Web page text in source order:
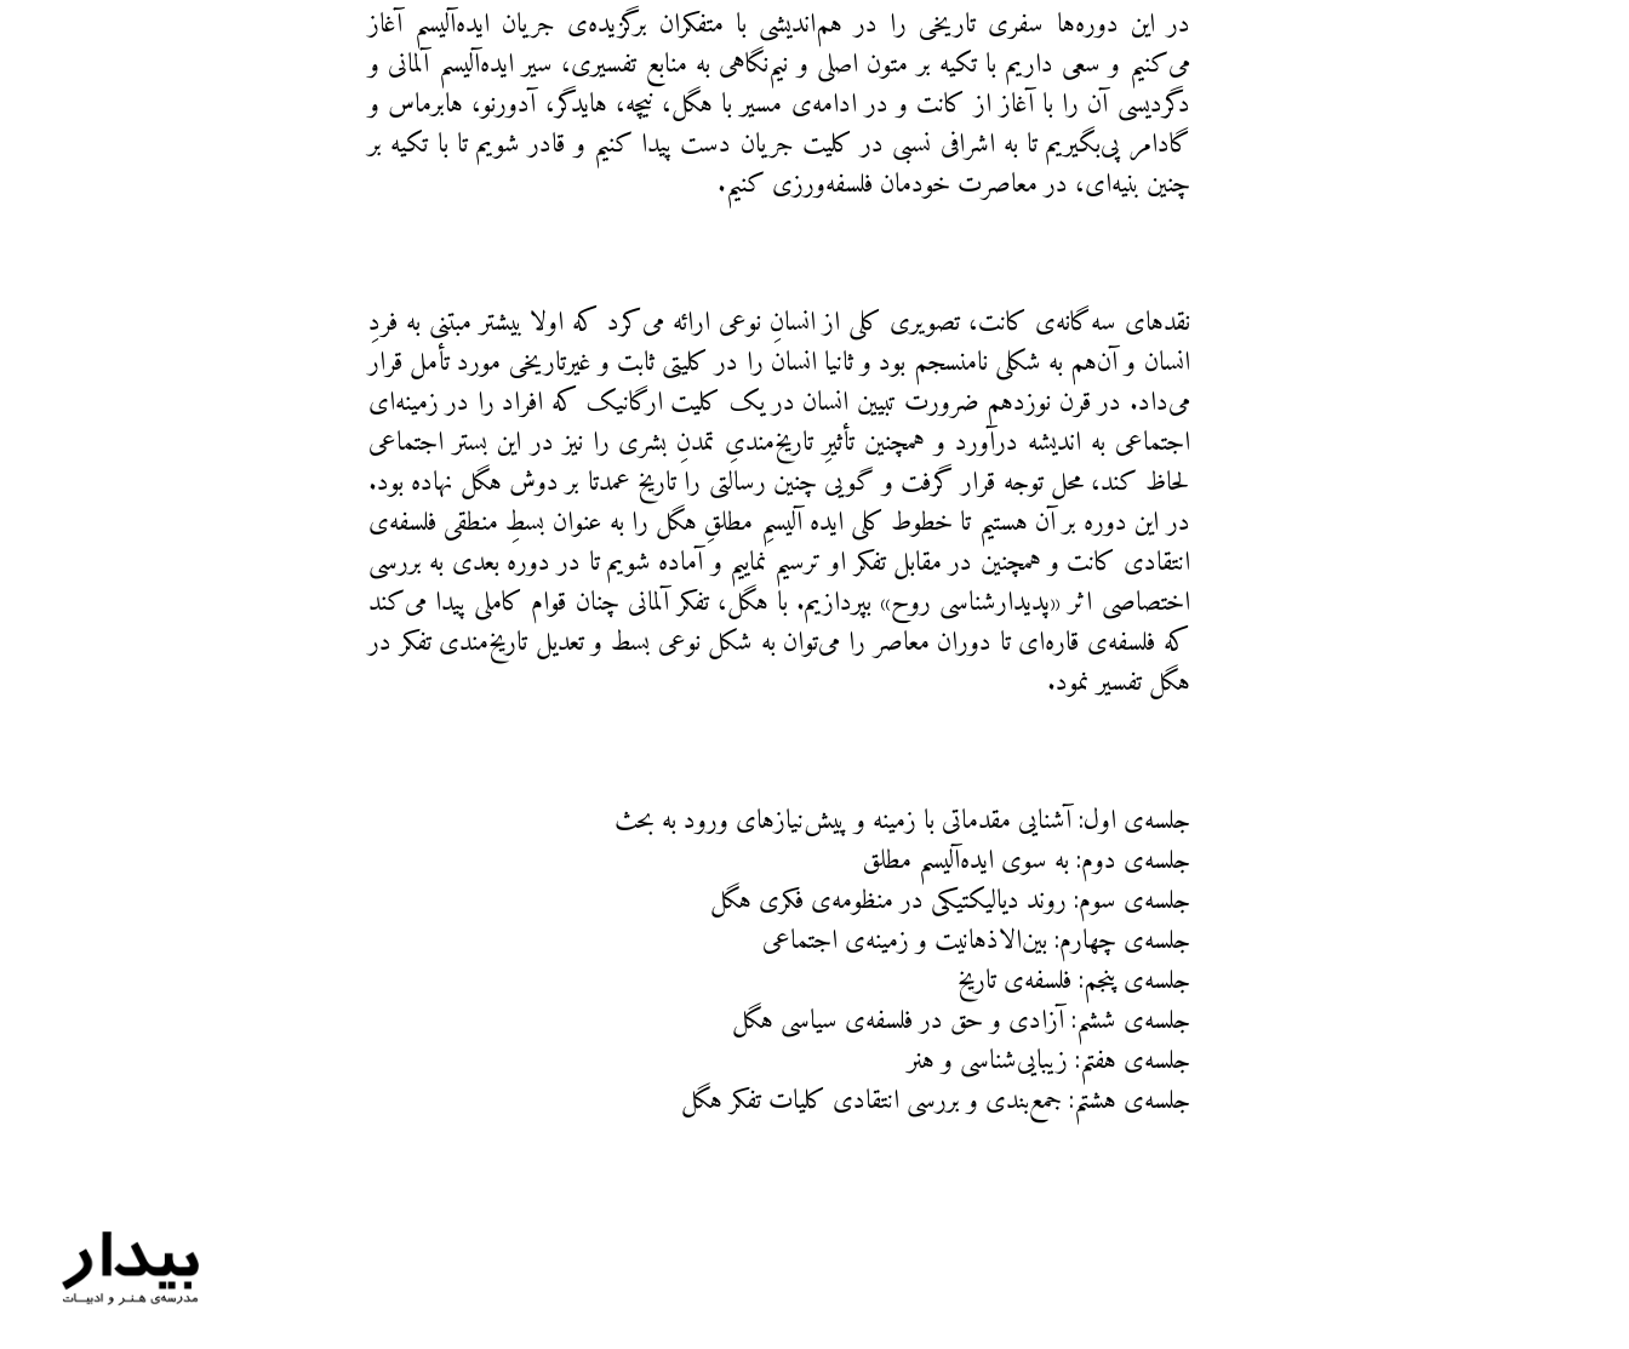
در این دوره‌ها سفری تاریخی را در هم‌اندیشی با متفکران برگزیده‌ی جریان ایده‌آلیسم آغاز
می‌کنیم و سعی داریم با تکیه بر متون اصلی و نیم‌نگاهی به منابع تفسیری، سیر ایده‌آلیسم آلمانی و
دگردیسی آن را با آغاز از کانت و در ادامه‌ی مسیر با هگل، نیچه، هایدگر، آدورنو، هابرماس و
گادامر پی‌بگیریم تا به اشرافی نسبی در کلیت جریان دست پیدا کنیم و قادر شویم تا با تکیه بر
چنین بنیه‌ای، در معاصرت خودمان فلسفه‌ورزی کنیم.
نقدهای سه‌گانه‌ی کانت، تصویری کلی از انسانِ نوعی ارائه می‌کرد که اولا بیشتر مبتنی به فردِ
انسان و آن‌هم به شکلی نامنسجم بود و ثانیا انسان را در کلیتی ثابت و غیرتاریخی مورد تأمل قرار
می‌داد. در قرن نوزدهم ضرورت تبیین انسان در یک کلیت ارگانیک که افراد را در زمینه‌ای
اجتماعی به اندیشه در‌آورد و همچنین تأثیرِ تاریخ‌مندیِ تمدنِ بشری را نیز در این بستر اجتماعی
لحاظ کند، محل توجه قرار گرفت و گویی چنین رسالتی را تاریخ عمدتا بر دوش هگل نهاده بود.
در این دوره بر آن هستیم تا خطوط کلی ایده آلیسمِ مطلقِ هگل را به عنوان بسطِ منطقی فلسفه‌ی
انتقادی کانت و همچنین در مقابل تفکر او ترسیم نماییم و آماده شویم تا در دوره بعدی به بررسی
اختصاصی اثر «پدیدارشناسی روح» بپردازیم. با هگل، تفکر آلمانی چنان قوام کاملی پیدا می‌کند
که فلسفه‌ی قاره‌ای تا دوران معاصر را می‌توان به شکل نوعی بسط و تعدیل تاریخ‌مندی تفکر در
هگل تفسیر نمود.
جلسه‌ی اول: آشنایی مقدماتی با زمینه و پیش‌نیازهای ورود به بحث
جلسه‌ی دوم: به سوی ایده‌آلیسم مطلق
جلسه‌ی سوم: روند دیالیکتیکی در منظومه‌ی فکری هگل
جلسه‌ی چهارم: بین‌الاذهانیت و زمینه‌ی اجتماعی
جلسه‌ی پنجم: فلسفه‌ی تاریخ
جلسه‌ی ششم: آزادی و حق در فلسفه‌ی سیاسی هگل
جلسه‌ی هفتم: زیبایی‌شناسی و هنر
جلسه‌ی هشتم: جمع‌بندی و بررسی انتقادی کلیات تفکر هگل